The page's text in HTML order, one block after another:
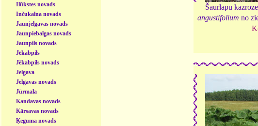
Ilūkstes novads
Inčukalna novads
Jaunjelgavas novads
Jaunpiebalgas novads
Jaunpils novads
Jēkabpils
Jēkabpils novads
Jelgava
Jelgavas novads
Jūrmala
Kandavas novads
Kārsavas novads
Ķeguma novads
Šaurlapu
angustifolium no